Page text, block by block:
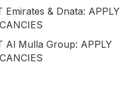
Emirates & Dnata: APPLY
Al Mulla Group: APPLY